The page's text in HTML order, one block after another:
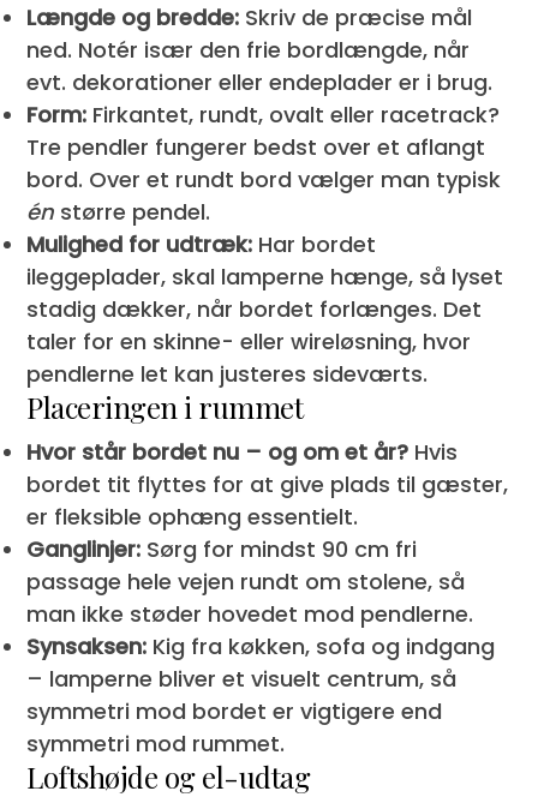
Længde og bredde: Skriv de præcise mål
ned. Notér især den frie bordlængde, når
evt. dekorationer eller endeplader er i brug.
Form: Firkantet, rundt, ovalt eller racetrack?
Tre pendler fungerer bedst over et aflangt
bord. Over et rundt bord vælger man typisk
én større pendel.
Mulighed for udtræk: Har bordet
ileggeplader, skal lamperne hænge, så lyset
stadig dækker, når bordet forlænges. Det
taler for en skinne- eller wireløsning, hvor
pendlerne let kan justeres sideværts.
Placeringen i rummet
Hvor står bordet nu – og om et år? Hvis
bordet tit flyttes for at give plads til gæster,
er fleksible ophæng essentielt.
Ganglinjer: Sørg for mindst 90 cm fri
passage hele vejen rundt om stolene, så
man ikke støder hovedet mod pendlerne.
Synsaksen: Kig fra køkken, sofa og indgang
– lamperne bliver et visuelt centrum, så
symmetri mod bordet er vigtigere end
symmetri mod rummet.
Loftshøjde og el-udtag